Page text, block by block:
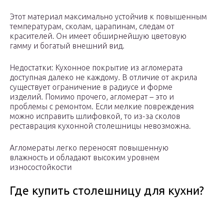
Этот материал максимально устойчив к повышенным
температурам, сколам, царапинам, следам от
красителей. Он имеет обширнейшую цветовую
гамму и богатый внешний вид.
Недостатки: Кухонное покрытие из агломерата
доступная далеко не каждому. В отличие от акрила
существует ограничение в радиусе и форме
изделий. Помимо прочего, агломерат – это и
проблемы с ремонтом. Если мелкие повреждения
можно исправить шлифовкой, то из-за сколов
реставрация кухонной столешницы невозможна.
Агломераты легко переносят повышенную
влажность и обладают высоким уровнем
износостойкости
Где купить столешницу для кухни?